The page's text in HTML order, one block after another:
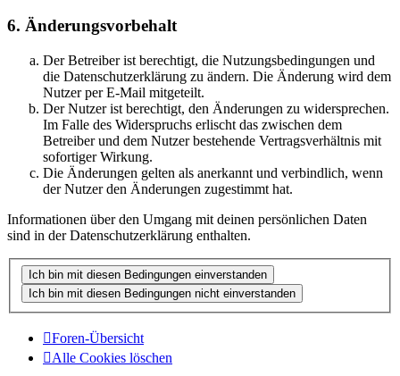
6. Änderungsvorbehalt
Der Betreiber ist berechtigt, die Nutzungsbedingungen und
die Datenschutzerklärung zu ändern. Die Änderung wird dem
Nutzer per E-Mail mitgeteilt.
Der Nutzer ist berechtigt, den Änderungen zu widersprechen.
Im Falle des Widerspruchs erlischt das zwischen dem
Betreiber und dem Nutzer bestehende Vertragsverhältnis mit
sofortiger Wirkung.
Die Änderungen gelten als anerkannt und verbindlich, wenn
der Nutzer den Änderungen zugestimmt hat.
Informationen über den Umgang mit deinen persönlichen Daten
sind in der Datenschutzerklärung enthalten.
Foren-Übersicht
Alle Cookies löschen